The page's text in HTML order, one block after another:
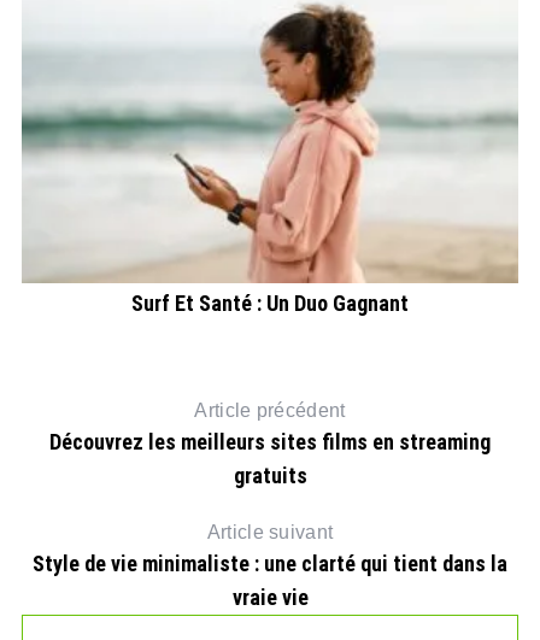
Surf Et Santé : Un Duo Gagnant
Article précédent
Découvrez les meilleurs sites films en streaming
gratuits
Article suivant
Style de vie minimaliste : une clarté qui tient dans la
vraie vie